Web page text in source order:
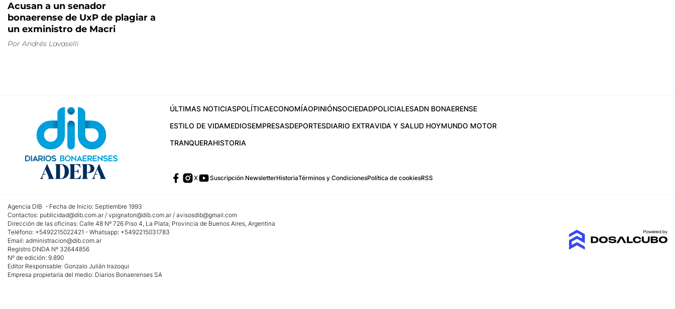
Acusan a un senador
bonaerense de UxP de plagiar a
un exministro de Macri
Por Andrés Lavaselli
ÚLTIMAS NOTICIASPOLÍTICAECONOMÍAOPINIÓNSOCIEDADPOLICIALESADN BONAERENSE
ESTILO DE VIDAMEDIOSEMPRESASDEPORTESDIARIO EXTRAVIDA Y SALUD HOYMUNDO MOTOR
TRANQUERAHISTORIA
X Suscripción NewsletterHistoriaTérminos y CondicionesPolítica de cookiesRSS
Agencia DIB - Fecha de Inicio: Septiembre 1993
Contactos: publicidad@dib.com.ar / vpignaton@dib.com.ar / avisosdib@gmail.com
Dirección de las oficinas: Calle 48 Nº 726 Piso 4, La Plata; Provincia de Buenos Aires, Argentina
Teléfono: +5492215022421 - Whatsapp: +5492215031783
Email: administracion@dib.com.ar
Registro DNDA Nº 32644856
Nº de edición: 9.890
Editor Responsable: Gonzalo Julián Irazoqui
Empresa propietaria del medio: Diarios Bonaerenses SA